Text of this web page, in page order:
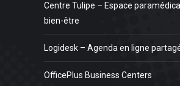
Centre Tulipe – Espace
bien-être
Logidesk – Agenda en ligne
OfficePlus Business Centers